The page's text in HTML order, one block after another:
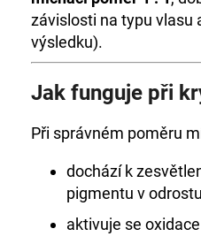
závislosti na typu vlasu
výsledku).
Jak funguje při
Při správném poměru
dochází k
pigmentu v odrostu
aktivuje se